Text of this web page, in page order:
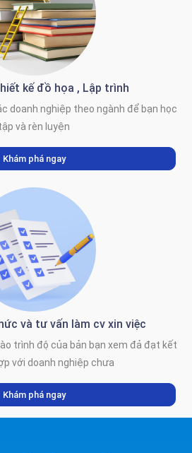
kế đồ họa , Lập trình
doanh nghiệp theo ngành để bạn học
và rèn luyện
Khám phá ngay
và tư vấn làm cv xin việc
trình độ của bản bạn xem đả đạt kết
với doanh nghiệp chưa
Khám phá ngay